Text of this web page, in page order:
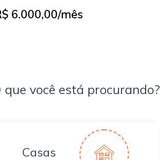
6.000,00/mês
que você está procurando?
Casas